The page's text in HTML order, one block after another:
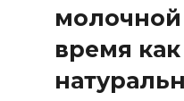
время как